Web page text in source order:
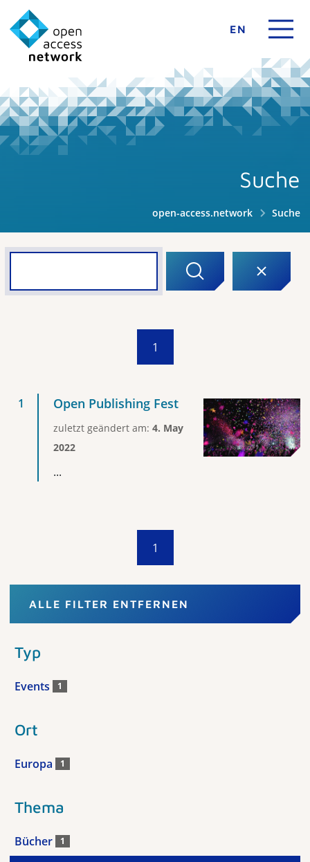
EN
Suche
open-access.network Suche
1
Open Publishing Fest
zuletzt geändert am: 4. May
2022
...
1
ALLE FILTER ENTFERNEN
Typ
Events 1
Ort
Europa 1
Thema
Bücher 1